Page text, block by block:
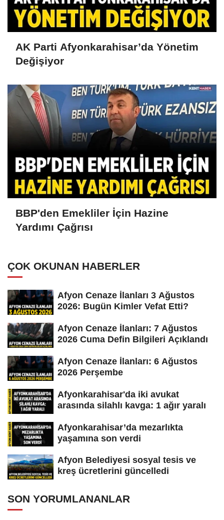
AK Parti Afyonkarahisar’da Yönetim
Değişiyor
BBP'den Emekliler İçin Hazine
Yardımı Çağrısı
ÇOK OKUNAN HABERLER
Afyon Cenaze İlanları 3 Ağustos
2026: Bugün Kimler Vefat Etti?
Afyon Cenaze İlanları: 7 Ağustos
2026 Cuma Defin Bilgileri Açıklandı
Afyon Cenaze İlanları: 6 Ağustos
2026 Perşembe
Afyonkarahisar'da iki avukat
arasında silahlı kavga: 1 ağır yaralı
Afyonkarahisar’da mezarlıkta
yaşamına son verdi
Afyon Belediyesi sosyal tesis ve
kreş ücretlerini güncelledi
SON YORUMLANANLAR